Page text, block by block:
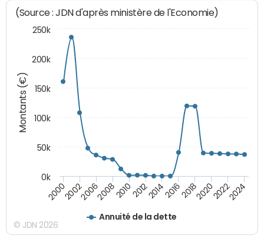
Montants (€)
(Source : JDN d'après ministère de l'Economie)
Annuité de la dette
200020022006200820102012201420162018202020222024
0k
50k
100k
150k
200k
250k
© JDN 2026